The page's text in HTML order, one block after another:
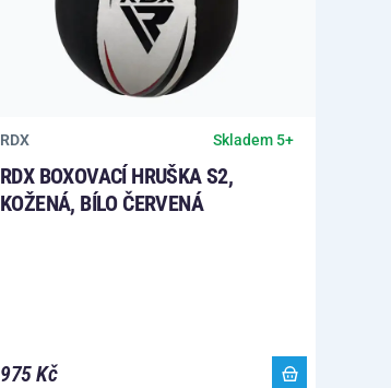
RDX Skladem 5+
RDX BOXOVACÍ HRUŠKA S2,
KOŽENÁ, BÍLO ČERVENÁ
975 Kč